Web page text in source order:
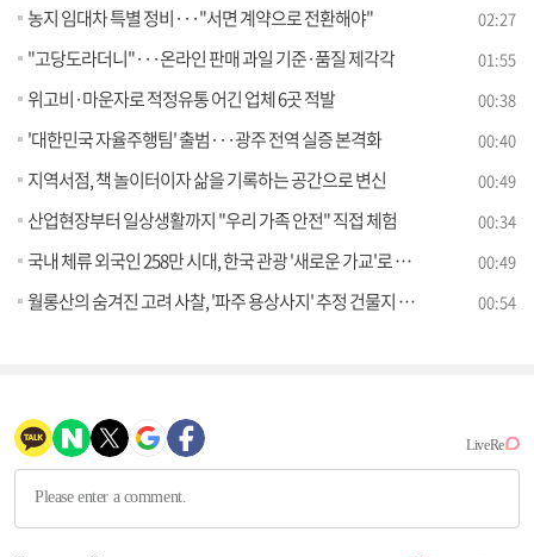
농지 임대차 특별 정비···"서면 계약으로 전환해야" 02:27
"고당도라더니"···온라인 판매 과일 기준·품질 제각각 01:55
위고비·마운자로 적정유통 어긴 업체 6곳 적발 00:38
'대한민국 자율주행팀' 출범···광주 전역 실증 본격화 00:40
지역서점, 책 놀이터이자 삶을 기록하는 공간으로 변신 00:49
산업현장부터 일상생활까지 "우리 가족 안전" 직접 체험 00:34
국내 체류 외국인 258만 시대, 한국 관광 '새로운 가교'로 주목 00:49
월롱산의 숨겨진 고려 사찰, '파주 용상사지' 추정 건물지 발굴성과 공개 00:54